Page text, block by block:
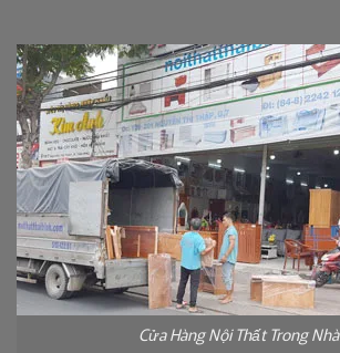
Cửa Hàng Nội Thất Trong Nhà